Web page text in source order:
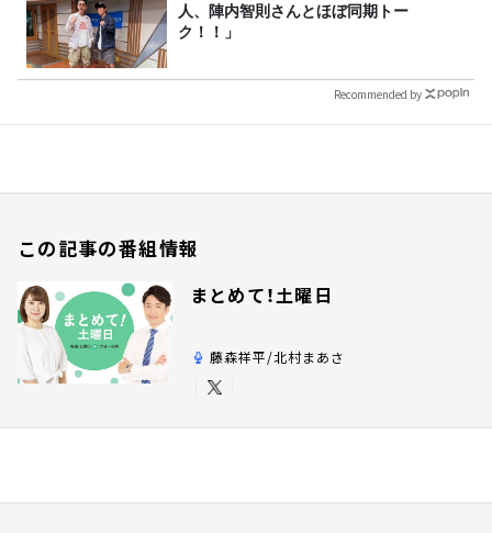
人、陣内智則さんとほぼ同期トー
ク！！」
Recommended by
この記事の番組情報
まとめて！土曜日
藤森祥平/北村まあさ